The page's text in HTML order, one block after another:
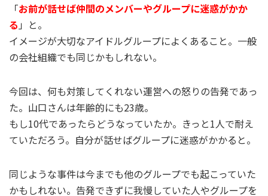
「お前が話せば仲間のメンバーやグループに迷惑がかか
る 」と。
イメージが大切なアイドルグループによくあること。一般
の会社組織でも同じかもしれない。
今回は、何も対策してくれない運営への怒りの告発であっ
た。山口さんは年齢的にも23歳。
もし10代であったらどうなっていたか。きっと1人で耐え
ていただろう。自分が話せばグループに迷惑がかかると。
同じような事件は今までも他のグループでも起こっていた
かもしれない。告発できずに我慢していた人やグループを